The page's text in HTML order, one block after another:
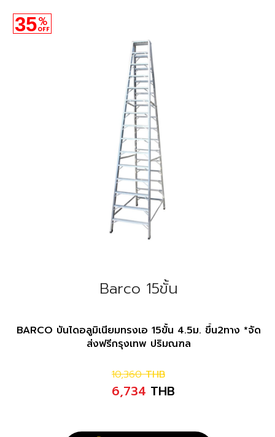
35%
OFF
Barco 15ขั้น
BARCO บันไดอลูมิเนียมทรงเอ 15ขั้น 4.5ม. ขึ้น2ทาง *จัด
ส่งฟรีกรุงเทพ ปริมณฑล
10,360 THB
6,734 THB